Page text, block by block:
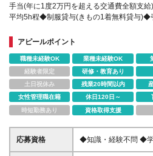
手当(年に1度2万円を超える交通費全額支
平均5h程◆制服貸与(きもの1着無料貸与)◆
アピールポイント
職種未経験OK 業種未経験OK
経験者限定
研修・教育あり
土日祝休み
残業20時間以内
女性管理職在籍
休日120日～
時短勤務あり
資格取得支援
応募資格
◆知識・経験不問 ◆学歴不問 ＼尚歓迎
接客・販売の経験をお持ちの方 ＼